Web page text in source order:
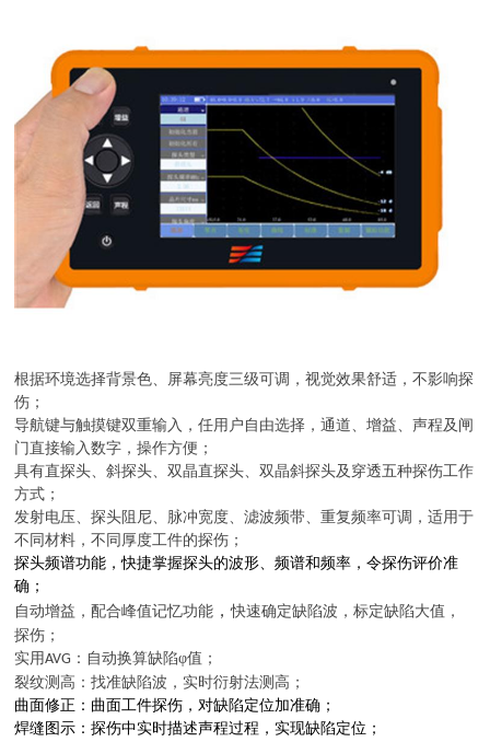
根据环境选择背景色、屏幕亮度三级可调，视觉效果舒适，不影响探
伤；
导航键与触摸键双重输入，任用户自由选择，通道、增益、声程及闸
门直接输入数字，操作方便；
具有直探头、斜探头、双晶直探头、双晶斜探头及穿透五种探伤工作
方式；
发射电压、探头阻尼、脉冲宽度、滤波频带、重复频率可调，适用于
不同材料，不同厚度工件的探伤；
探头频谱功能，快捷掌握探头的波形、频谱和频率，令探伤评价准
确；
自动增益，配合峰值记忆功能 ，快速确定缺陷波，标定缺陷大值，
探伤；
实用AVG ：自动换算缺陷φ值；
裂纹测高：找准缺陷波，实时衍射法测高；
曲面修正：曲面工件探伤，对缺陷定位加准确；
焊缝图示：探伤中实时描述声程过程，实现缺陷定位；